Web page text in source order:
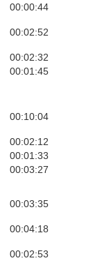
00:00:44
00:02:52
00:02:32
00:01:45
00:10:04
00:02:12
00:01:33
00:03:27
00:03:35
00:04:18
00:02:53